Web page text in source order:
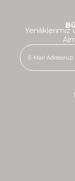
Yeniliklerimiz